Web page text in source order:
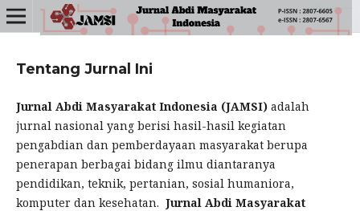
Tentang Jurnal Ini
Jurnal Abdi Masyarakat Indonesia (JAMSI)adalah
jurnal nasional yang berisi hasil-hasil kegiatan
pengabdian dan pemberdayaan masyarakat berupa
penerapan berbagai bidang ilmu diantaranya
pendidikan, teknik, pertanian, sosial humaniora,
komputer dan kesehatan. Jurnal Abdi Masyarakat